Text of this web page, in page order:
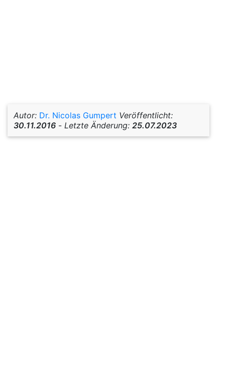
Autor: Dr. Nicolas Gumpert Veröffentlicht:
30.11.2016 - Letzte Änderung: 25.07.2023